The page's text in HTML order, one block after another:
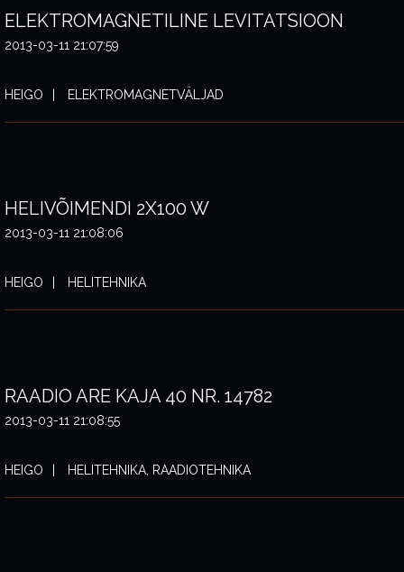
ELEKTROMAGNETILINE LEVITATSIOON
2013-03-11 21:07:59
HEIGO ELEKTROMAGNETVÄLJAD
HELIVÕIMENDI 2X100 W
2013-03-11 21:08:06
HEIGO HELITEHNIKA
RAADIO ARE KAJA 40 NR. 14782
2013-03-11 21:08:55
HEIGO HELITEHNIKA, RAADIOTEHNIKA